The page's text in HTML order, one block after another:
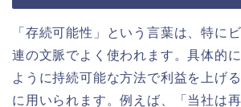
「存続可能性」という言葉は、特に
連の文脈でよく使われます。具体的
ように持続可能な方法で利益を上げ
に用いられます。例えば、「当社は